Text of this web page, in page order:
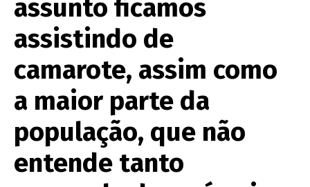
assunto ficamos
assistindo de
camarote, assim como
a maior parte da
população, que não
entende tanto